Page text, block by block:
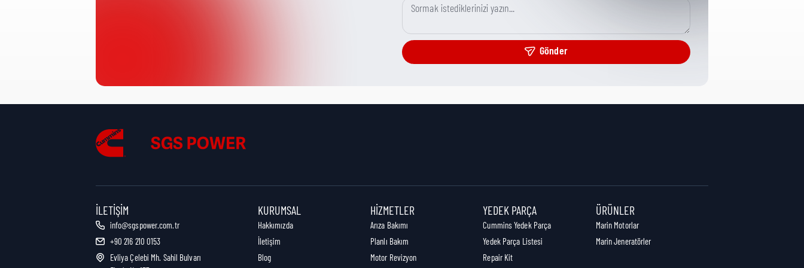
Harness
Nakliye Yüksekliği:
Nakliye Uzunluğu:
Nakliye Ağırlığı:
Gönder
İLETIŞIM
info@sgspower.com.tr
+90 216 210 0153
Evliya Çelebi Mh. Sahil Bulvarı
KURUMSAL
Hakkımızda
İletişim
Blog
HIZMETLER
Arıza Bakımı
Planlı Bakım
Motor Revizyon
YEDEK PARÇA
Cummins Yedek Parça
Yedek Parça Listesi
Repair Kit
ÜRÜNLER
Marin Motorlar
Marin Jeneratörler